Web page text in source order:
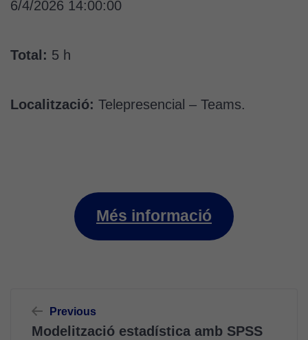
6/4/2026 14:00:00
Total: 5 h
Localització: Telepresencial – Teams.
Més informació
d'entrades
Previous
Modelització estadística amb SPSS